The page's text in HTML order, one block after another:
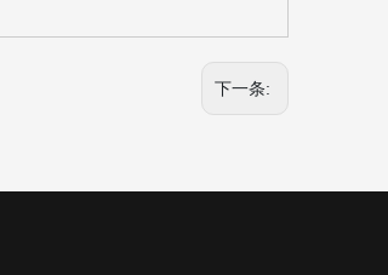
下一条: